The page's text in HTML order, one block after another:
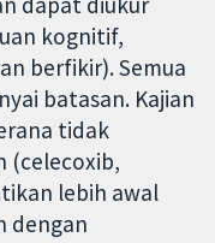
kognitif,
berfikir). Semua
batasan. Kajian
tidak
(celecoxib,
lebih awal
dengan